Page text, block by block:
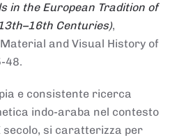
in the European Tradition of
Centuries),
and Visual History of
48.
e consistente ricerca
indo-araba nel contesto
secolo, si caratterizza per